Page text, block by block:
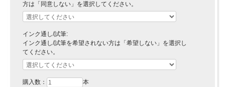
方は「同意しない」を選択してください。
インク通し/試筆:
インク通し/試筆を希望されない方は「希望しない」を選択し
てください。
購入数： 本